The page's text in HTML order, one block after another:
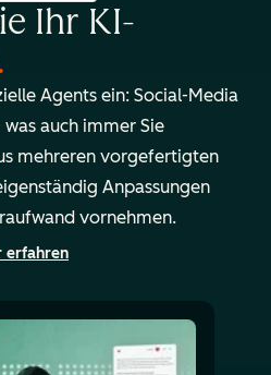
Ihr KI-
Agents ein: Social-Media
auch immer Sie
mehreren vorgefertigten
Anpassungen
vornehmen.
erfahren